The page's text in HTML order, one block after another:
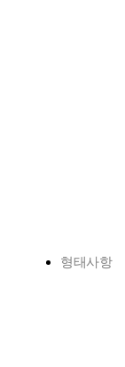
형태사항